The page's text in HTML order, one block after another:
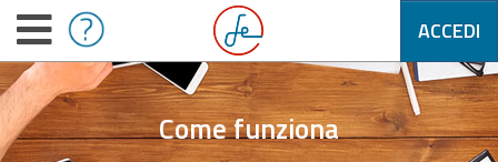
ACCEDI
Come funziona